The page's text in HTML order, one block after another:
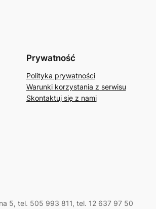
Prywatność
Polityka prywatności
Warunki korzystania z serwisu
Skontaktuj się z nami
5, tel. 505 993 811, tel. 12 637 97 50